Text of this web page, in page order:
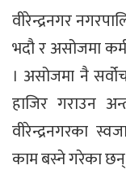
वीरेन्द्रनगर
भदौ र असोजमा
। असोजमा नै
हाजिर गराउन
वीरेन्द्रनगरका
काम बस्ने गरेका छन्